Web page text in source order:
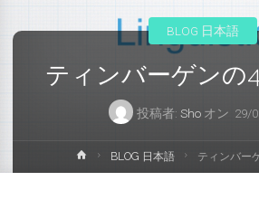
ティンバーゲンの
投稿者: Sho オン 29/
BLOG 日本語
ホ
ー
BLOG 日本語 ティンバー